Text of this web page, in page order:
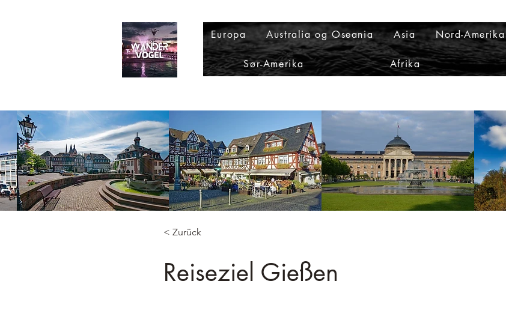
Europa Australia og Oseania Asia Nord-Amerika
Sør-Amerika Afrika
< Zurück
Reiseziel Gießen